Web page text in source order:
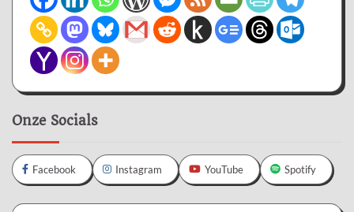
Onze Socials
Facebook Instagram YouTube Spotify